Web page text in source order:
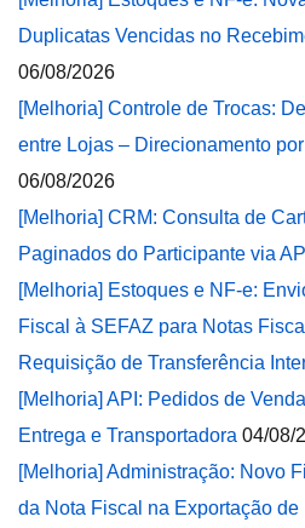
Duplicatas Vencidas no
06/08/2026
[Melhoria] Controle de Trocas:
entre Lojas – Direcionamento
06/08/2026
[Melhoria] CRM: Consulta de
Paginados do Participante via API
[Melhoria] Estoques e NF-e:
Fiscal à SEFAZ para Notas
Requisição de Transferência
[Melhoria] API: Pedidos de
Entrega e Transportadora 04/08/
[Melhoria] Administração: Novo
da Nota Fiscal na Exportação de